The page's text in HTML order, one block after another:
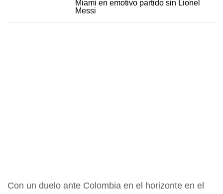
Miami en emotivo partido sin Lionel
Messi
Con un duelo ante Colombia en el horizonte en el